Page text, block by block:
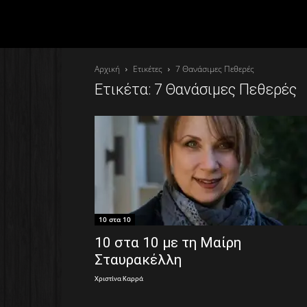
Αρχική Ετικέτες 7 Θανάσιμες Πεθερές
Ετικέτα: 7 Θανάσιμες Πεθερές
10 στα 10
10 στα 10 με τη Μαίρη
Σταυρακέλλη
Χριστίνα Καρρά